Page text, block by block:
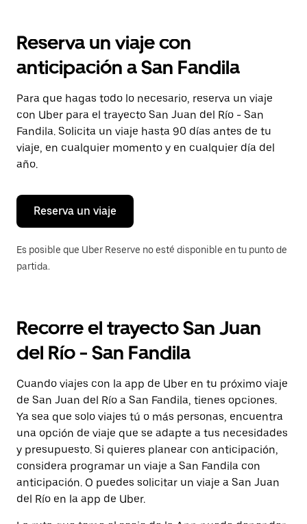
el
y
selecciona
una
fecha.
Presiona
la
tecla Esc
para
cerrar
calendario.
Reserva un viaje con
anticipación a San Fandila
Para que hagas todo lo necesario, reserva un viaje
con Uber para el trayecto San Juan del Río - San
Fandila. Solicita un viaje hasta 90 días antes de tu
viaje, en cualquier momento y en cualquier día del
año.
Reserva un viaje
Es posible que Uber Reserve no esté disponible en tu punto de
partida.
Recorre el trayecto San Juan
del Río - San Fandila
Cuando viajes con la app de Uber en tu próximo viaje
de San Juan del Río a San Fandila, tienes opciones.
Ya sea que solo viajes tú o más personas, encuentra
una opción de viaje que se adapte a tus necesidades
y presupuesto. Si quieres planear con anticipación,
considera programar un viaje a San Fandila con
anticipación. O puedes solicitar un viaje a San Juan
del Río en la app de Uber.